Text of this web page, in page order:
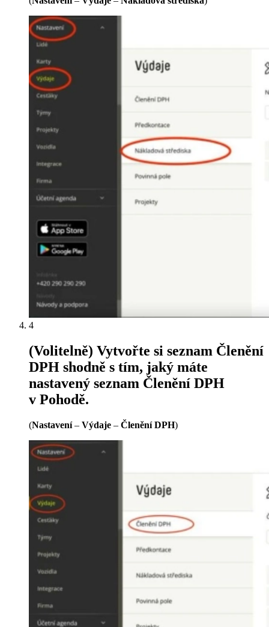
4
(Volitelně) Vytvořte si seznam Členění
DPH shodně s tím, jaký máte
nastavený seznam Členění DPH
v Pohodě.
(Nastavení– Výdaje – Členění DPH)